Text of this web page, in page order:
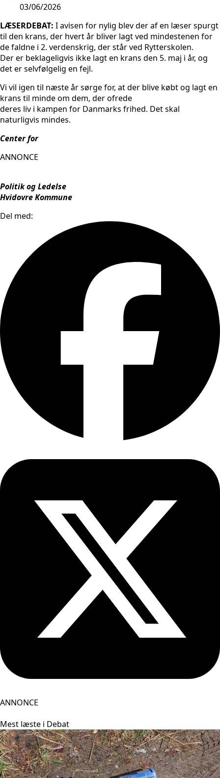
03/06/2026
LÆSERDEBAT: I avisen for nylig blev der af en læser spurgt
til den krans, der hvert år bliver lagt ved mindestenen for
de faldne i 2. verdenskrig, der står ved Rytterskolen.
Der er beklageligvis ikke lagt en krans den 5. maj i år, og
det er selvfølgelig en fejl.
Vi vil igen til næste år sørge for, at der blive købt og lagt en
krans til minde om dem, der ofrede
deres liv i kampen for Danmarks frihed. Det skal
naturligvis mindes.
Center for
ANNONCE
Politik og Ledelse
Hvidovre Kommune
Del med:
ANNONCE
Mest læste i Debat